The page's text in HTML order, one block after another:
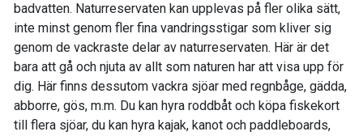
badvatten. Naturreservaten kan upplevas på fler olika sätt,
inte minst genom fler fina vandringsstigar som kliver sig
genom de vackraste delar av naturreservaten. Här är det
bara att gå och njuta av allt som naturen har att visa upp för
dig. Här finns dessutom vackra sjöar med regnbåge, gädda,
abborre, gös, m.m. Du kan hyra roddbåt och köpa fiskekort
till flera sjöar, du kan hyra kajak, kanot och paddleboards,